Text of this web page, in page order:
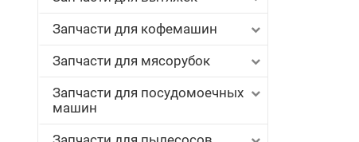
Запчасти для кофемашин
Запчасти для мясорубок
Запчасти для посудомоечных
машин